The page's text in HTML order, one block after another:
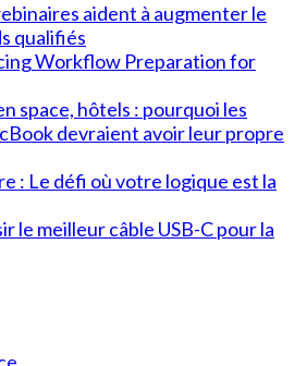
aident à augmenter le
qualifiés
Workflow Preparation for
space, hôtels : pourquoi les
devraient avoir leur propre
: Le défi où votre logique est la
le meilleur câble USB-C pour la